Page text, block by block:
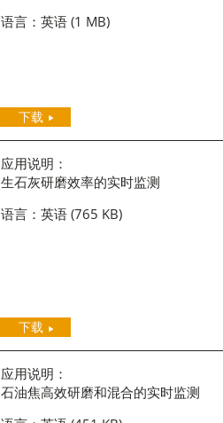
语言：英语 (1 MB)
下载
应用说明：
生石灰研磨效率的实时监测
语言：英语 (765 KB)
下载
应用说明：
石油焦高效研磨和混合的实时监测